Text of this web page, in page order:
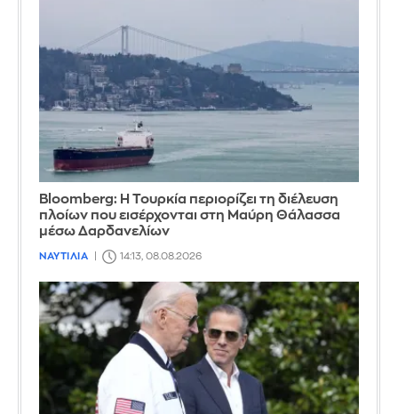
Bloomberg: Η Τουρκία περιορίζει τη διέλευση
πλοίων που εισέρχονται στη Μαύρη Θάλασσα
μέσω Δαρδανελίων
ΝΑΥΤΙΛΙΑ 14:13, 08.08.2026